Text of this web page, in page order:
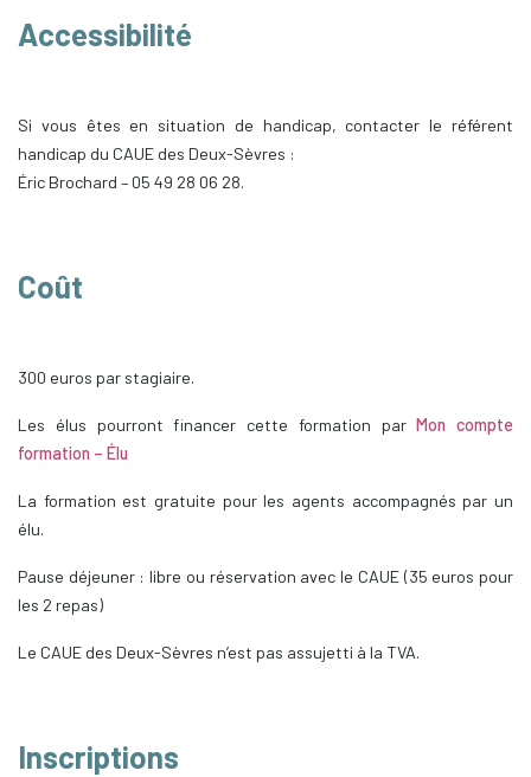
Accessibilité
Si vous êtes en situation de handicap, contacter le référent
handicap du CAUE des Deux-Sèvres :
Éric Brochard – 05 49 28 06 28.
Coût
300 euros par stagiaire.
Les élus pourront financer cette formation parMon compte
formation – Élu
La formation est gratuite pour les agents accompagnés par un
élu.
Pause déjeuner : libre ou réservation avec le CAUE (35 euros pour
les 2 repas)
Le CAUE des Deux-Sèvres n’est pas assujetti à la TVA.
Inscriptions